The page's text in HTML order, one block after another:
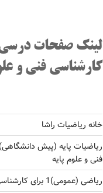
لینک صفحات
کارشناسی فنی و
خانه ریاضیات راشا
ریاضیات پایه (پیش
فنی و علوم پایه
ریاضی (عمومی)1 برای کارشناسی فنی و غلوم پایه